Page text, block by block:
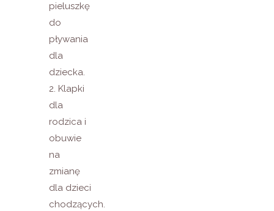
pieluszkę
do
pływania
dla
dziecka.
2. Klapki
dla
rodzica i
obuwie
na
zmianę
dla dzieci
chodzących.